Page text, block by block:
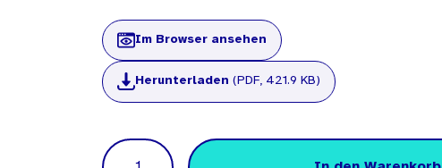
Im Browser ansehen
Herunterladen (PDF, 421.9 KB)
Menge